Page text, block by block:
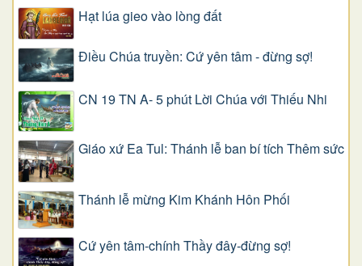
Hạt lúa gieo vào lòng đất
Điều Chúa truyền: Cứ yên tâm - đừng sợ!
CN 19 TN A- 5 phút Lời Chúa với Thiếu Nhi
Giáo xứ Ea Tul: Thánh lễ ban bí tích Thêm sức
Thánh lễ mừng Kim Khánh Hôn Phối
Cứ yên tâm-chính Thầy đây-đừng sợ!